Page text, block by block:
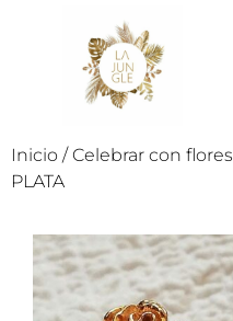
Inicio /Celebrar con flores
PLATA